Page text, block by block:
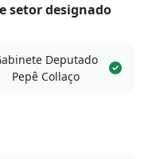
setor designado
Deputado
Pepê Collaço